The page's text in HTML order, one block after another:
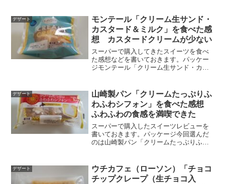
たっぷり入ったふわふわデザートです
ね。裏面には栄養成分表示と...
デザート
モンテール「クリーム生サンド・
カスタード＆ミルク」を食べた感
想 カスタードクリームが少ない
スーパーで購入してきたスイーツを食べ
た感想などを書いておきます。パッケー
ジモンテール「クリーム生サンド・カス
ましたが、ご了承ください。スポンジ生
地、ミルククリーム、カス...
デザート
山崎製パン「クリームたっぷりふ
わふわシフォン」を食べた感想
ふわふわの食感を満喫できた
スーパーで購入したスイーツレビューを
書いておきます。パッケージ今回選んだ
のは山崎製パン「クリームたっぷりふわ
されているみたいです。厳選した素材を
作って丁寧に作り上げまし...
デザート
ウチカフェ（ローソン）「チョコ
チップクレープ（生チョコ入